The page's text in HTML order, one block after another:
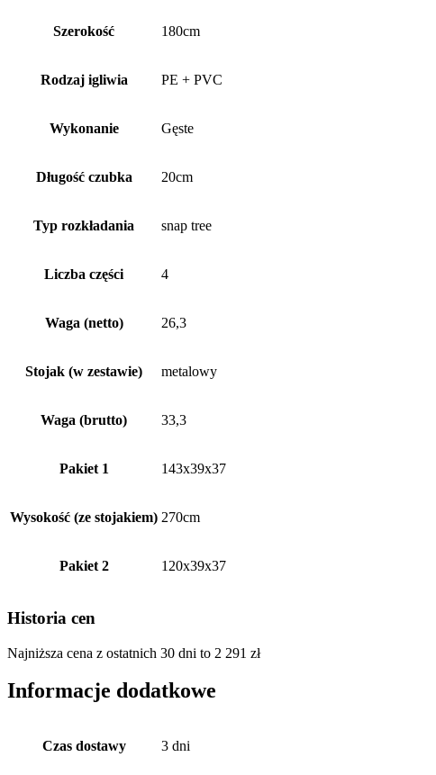
Szerokość 180cm
Rodzaj igliwia PE + PVC
Wykonanie Gęste
Długość czubka 20cm
Typ rozkładania snap tree
Liczba części 4
Waga (netto) 26,3
Stojak (w zestawie) metalowy
Waga (brutto) 33,3
Pakiet 1 143x39x37
Wysokość (ze stojakiem) 270cm
Pakiet 2 120x39x37
Historia cen
Najniższa cena z ostatnich 30 dni to 2 291 zł
Informacje dodatkowe
Czas dostawy 3 dni